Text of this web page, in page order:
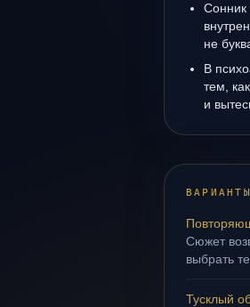
Сонник
не
В
тем,
и
ВАРИАНТЫ
Сюжет
выбрать
Тусклый